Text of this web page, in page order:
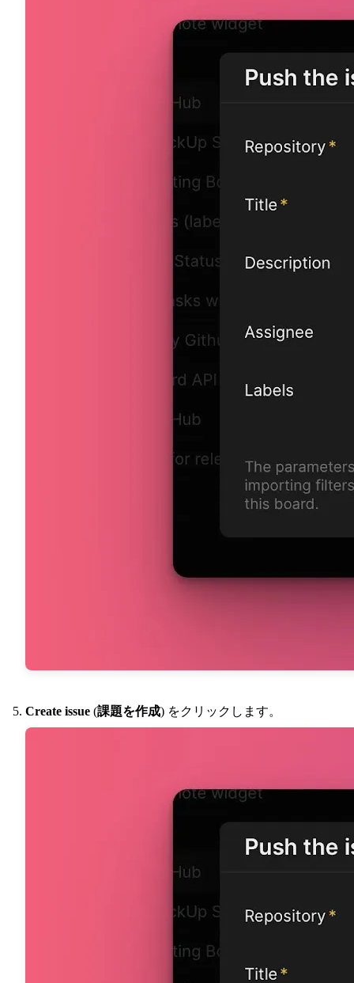
Create issue (課題を作成) をクリックします。